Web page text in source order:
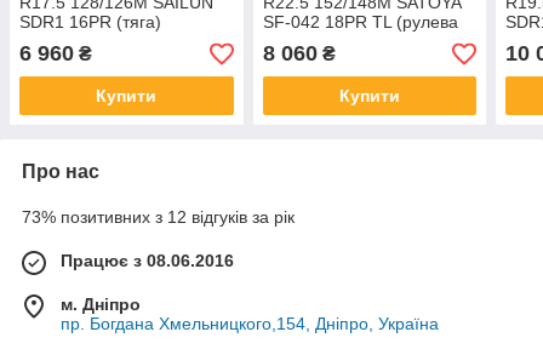
SDR1 16PR (тяга)
6 960 ₴
Купити
SF-042 18PR TL (рулева
8 060₴
Купити
10
Про нас
73% позитивних з 12 відгуків за рік
Працює з 08.06.2016
м. Дніпро
пр. Богдана Хмельницкого,154, Дніпро, Україна